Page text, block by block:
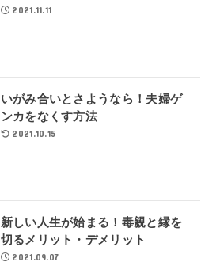
2021.11.11
いがみ合いとさようなら！夫婦ゲ
ンカをなくす方法
2021.10.15
新しい人生が始まる！毒親と縁を
切るメリット・デメリット
2021.09.07